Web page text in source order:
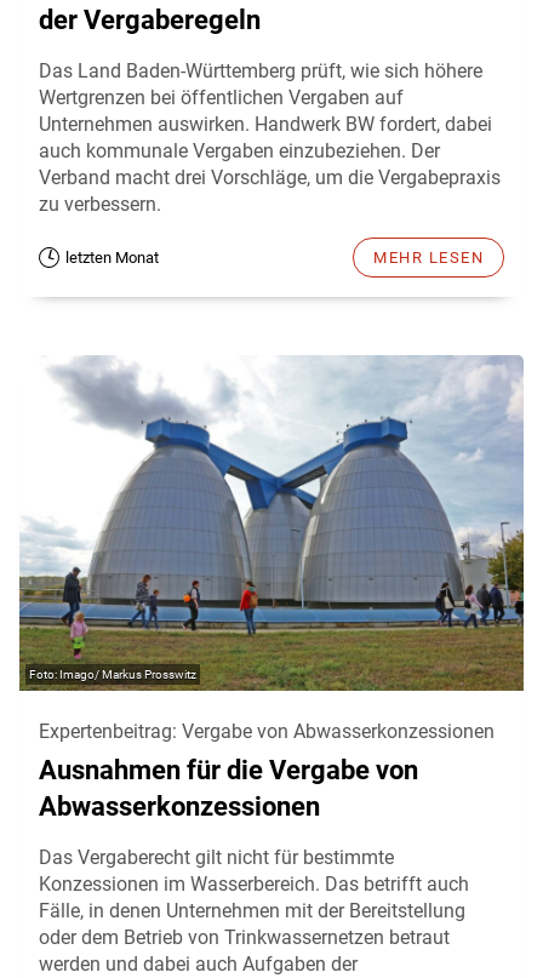
der Vergaberegeln
Das Land Baden-Württemberg prüft, wie sich höhere
Wertgrenzen bei öffentlichen Vergaben auf
Unternehmen auswirken. Handwerk BW fordert, dabei
auch kommunale Vergaben einzubeziehen. Der
Verband macht drei Vorschläge, um die Vergabepraxis
zu verbessern.
letzten Monat MEHR LESEN
Imago/ Markus Prosswitz
Expertenbeitrag: Vergabe von Abwasserkonzessionen
Ausnahmen für die Vergabe von
Abwasserkonzessionen
Das Vergaberecht gilt nicht für bestimmte
Konzessionen im Wasserbereich. Das betrifft auch
Fälle, in denen Unternehmen mit der Bereitstellung
oder dem Betrieb von Trinkwassernetzen betraut
werden und dabei auch Aufgaben der